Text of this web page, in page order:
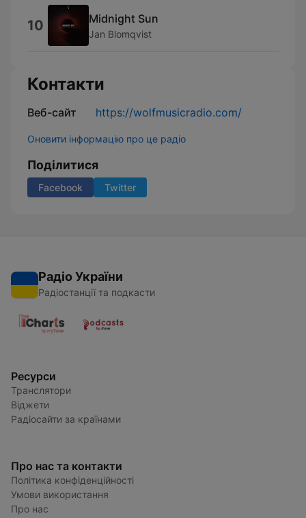
10 Midnight Sun
Jan Blomqvist
Контакти
Веб-сайт https://wolfmusicradio.com/
Оновити інформацію про це радіо
Поділитися
Facebook Twitter
Радіо України
Радіостанції та подкасти
Ресурси
Транслятори
Віджети
Радіосайти за країнами
Про нас та контакти
Політика конфіденційності
Умови використання
Про нас